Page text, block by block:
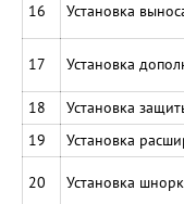
16 Установка
17 Установка
18
Установка
19
Установка
20 Установка